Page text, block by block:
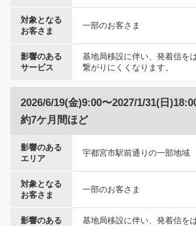
対象となる
お客さま
一部のお客さま
影響のある
サービス
基地局移設に伴い、発着信を
繋がりにくくなります。
2026/6/19(金)9:00〜2027/1/31(日
約7ケ月間ほど
影響のある
エリア
宇都宮市駅前通りの一部地域
対象となる
お客さま
一部のお客さま
影響のある
基地局移設に伴い、発着信を